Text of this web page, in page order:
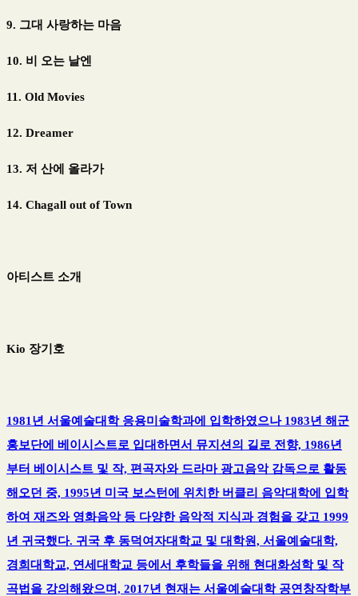
9. 그대 사랑하는 마음
10. 비 오는 날엔
11. Old Movies
12. Dreamer
13. 저 산에 올라가
14. Chagall out of Town
아티스트 소개
Kio 장기호
1981년 서울예술대학 응용미술학과에 입학하였으나 1983년 해군
홍보단에 베이시스트로 입대하면서 뮤지션의 길로 전향, 1986년
부터 베이시스트 및 작, 편곡자와 드라마 광고음악 감독으로 활동
해오던 중, 1995년 미국 보스턴에 위치한 버클리 음악대학에 입학
하여 재즈와 영화음악 등 다양한 음악적 지식과 경험을 갖고 1999
년 귀국했다. 귀국 후 동덕여자대학교 및 대학원, 서울예술대학,
경희대학교, 연세대학교 등에서 후학들을 위해 현대화성학 및 작
곡법을 강의해왔으며, 2017년 현재는 서울예술대학 공연창작학부